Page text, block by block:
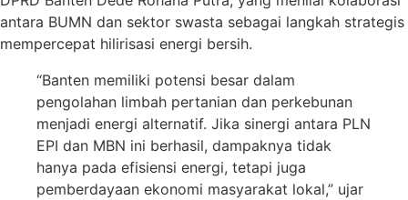
antara BUMN dan sektor swasta sebagai langkah strategis
mempercepat hilirisasi energi bersih.
“Banten memiliki potensi besar dalam
pengolahan limbah pertanian dan perkebunan
menjadi energi alternatif. Jika sinergi antara PLN
EPI dan MBN ini berhasil, dampaknya tidak
hanya pada efisiensi energi, tetapi juga
pemberdayaan ekonomi masyarakat lokal,” ujar